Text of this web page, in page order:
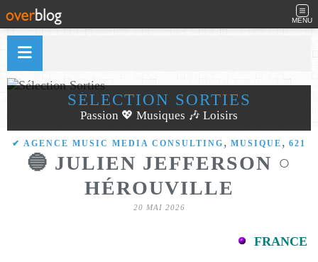
MENU
SÉLECTION SORTIES
Passion 💖 Musiques 🎶 Loisirs
✔ AGENCE MUSIC MEDIA CONSULTING , MUSIQUE , 621
🔵 JULIEN JEFFERSON ○
HÉROUVILLE
20 MAI 2026
FRANCE